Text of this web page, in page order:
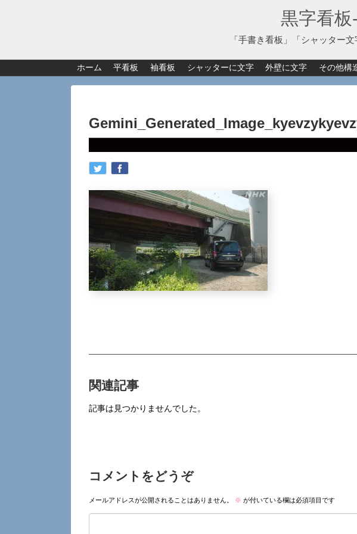
黒字看板
「手書き看板」「シャッター
ホーム 平看板 袖看板 シャッターに文字 外壁に文字 その他構
関連記事
記事は見つかりませんでした。
コメントをどうぞ
メールアドレスが公開されることはありません。 ※ が付いている欄は必須項目です